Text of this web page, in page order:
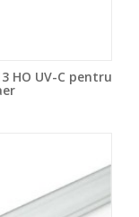
HO UV-C pentru